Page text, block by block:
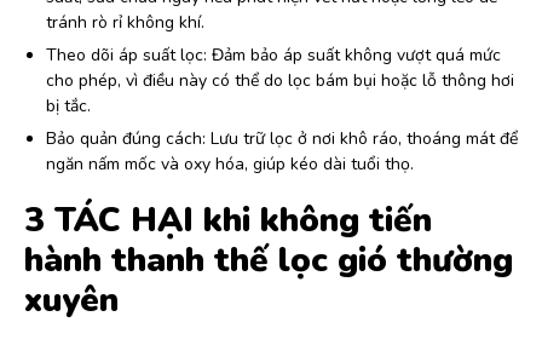
tránh rò rỉ không khí.
Theo dõi áp suất lọc: Đảm bảo áp suất không vượt quá mức
cho phép, vì điều này có thể do lọc bám bụi hoặc lỗ thông hơi
bị tắc.
Bảo quản đúng cách: Lưu trữ lọc ở nơi khô ráo, thoáng mát để
ngăn nấm mốc và oxy hóa, giúp kéo dài tuổi thọ.
3 TÁC HẠI khi không tiến
hành thanh thế lọc gió thường
xuyên